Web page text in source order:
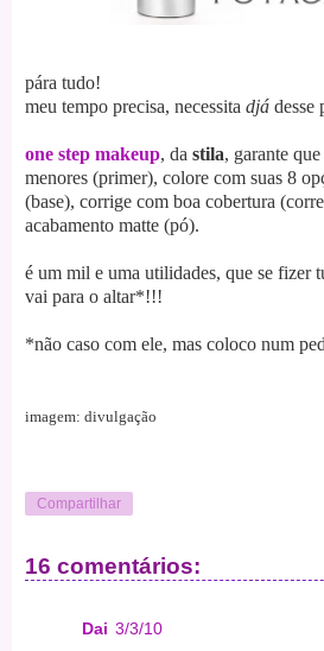
pára tudo!
meu tempo precisa, necessita djá desse
one step makeup, da stila, garante
menores (primer), colore com suas 8
(base), corrige com boa cobertura
acabamento matte (pó).
é um mil e uma utilidades, que se fizer
vai para o altar*!!!
*não caso com ele, mas coloco num
imagem: divulgação
Compartilhar
16 comentários:
Dai 3/3/10